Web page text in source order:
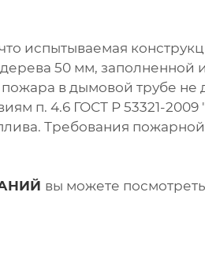
испытываемая
50 мм, заполненной
в дымовой трубе не
п. 4.6 ГОСТ Р 53321-
Требования
вы можете